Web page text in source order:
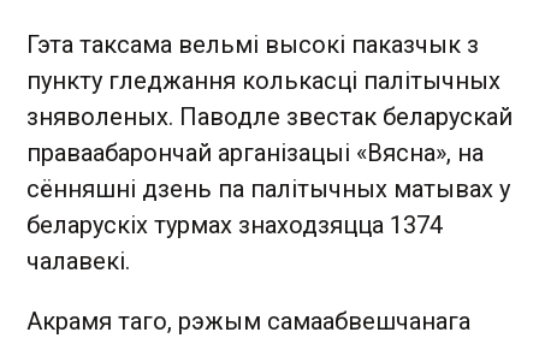
Гэта таксама вельмі высокі паказчык з
пункту гледжання колькасці палітычных
зняволеных. Паводле звестак беларускай
праваабарончай арганізацыі «Вясна», на
сённяшні дзень па палітычных матывах у
беларускіх турмах знаходзяцца 1374
чалавекі.
Акрамя таго, рэжым самаабвешчанага